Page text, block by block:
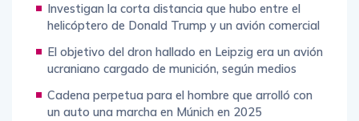
Investigan la corta distancia que hubo entre el
helicóptero de Donald Trump y un avión comercial
El objetivo del dron hallado en Leipzig era un avión
ucraniano cargado de munición, según medios
Cadena perpetua para el hombre que arrolló con
un auto una marcha en Múnich en 2025